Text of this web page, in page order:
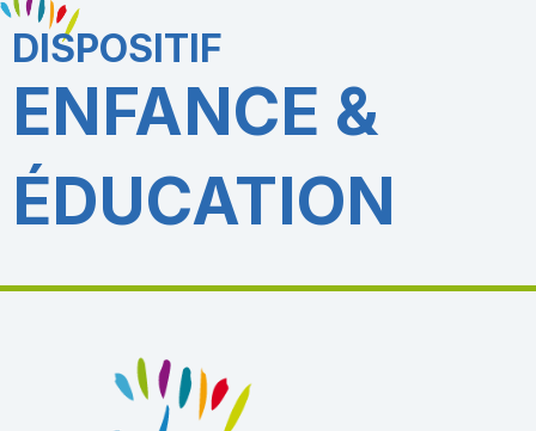
DISPOSITIF
ENFANCE &
ÉDUCATION